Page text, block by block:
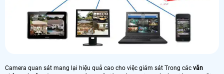
Camera quan sát mang lại hiệu quả cao cho việc giám sát Trong các văn